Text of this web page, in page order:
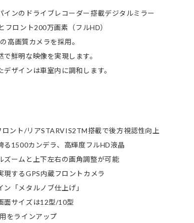
インのドライブレコーダー搭載デジタルミラー
フロント200万画素（フルHD）
高画質カメラを採用。
鮮明な映像を実現します。
ザインは車室内に調和します。
ント/リアSTARVIS2TM搭載で後方視認性向上
1500カンデラ、高輝度フルHD液晶
ームと上下左右の画角調整が可能
するGPS内蔵フロントカメラ
「メタルノブ仕上げ」
面サイズは12型/10型
をラインアップ